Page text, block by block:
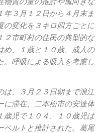
年３月１２日から４月末ま
の変化を３キロ四方ごとに
２市町村の住民の典型的な
め、１歳と１０歳、成人の
。呼吸による吸入を考慮し
は、３月２３日朝まで浪江
に滞在、二本松市の安達体
歳児で１０４、１０歳児は
ベルトと推計された。葛尾